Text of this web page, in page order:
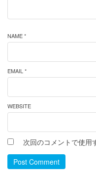
NAME *
EMAIL *
WEBSITE
次回のコメントで使用
Post Comment